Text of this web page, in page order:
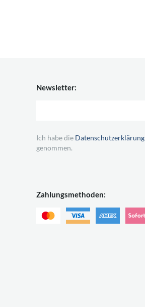
Newsletter:
Ich habe die Datenschutzerklärung
genommen.
Zahlungsmethoden: